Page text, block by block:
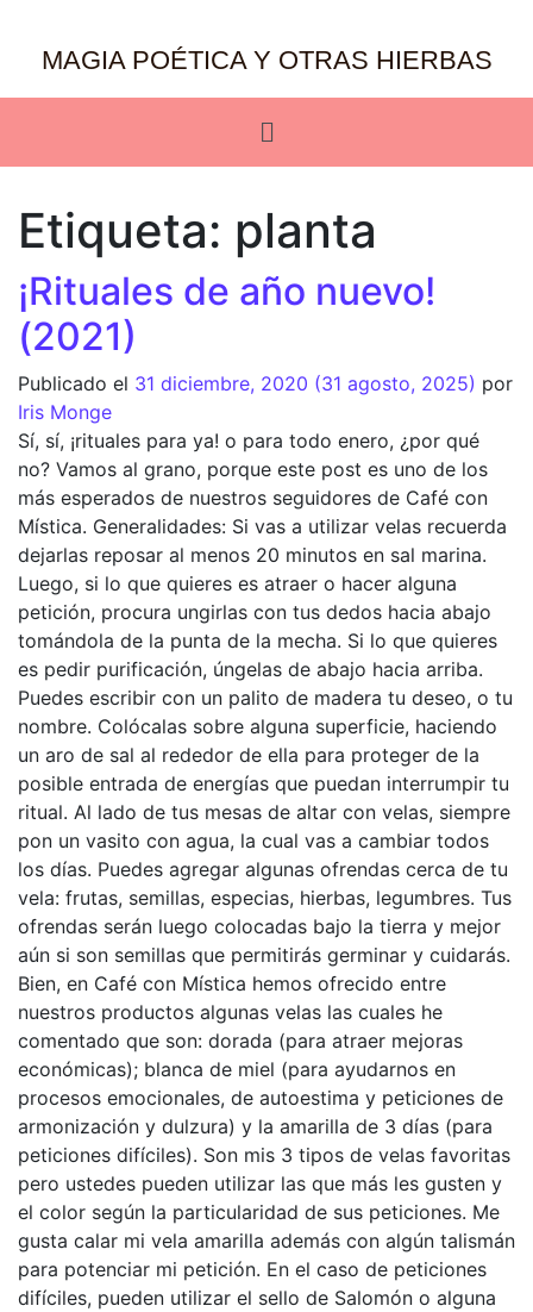
MAGIA POÉTICA Y OTRAS HIERBAS
Etiqueta: planta
¡Rituales de año nuevo!
(2021)
Publicado el 31 diciembre, 2020 (31 agosto, 2025) por
Iris Monge
Sí, sí, ¡rituales para ya! o para todo enero, ¿por qué
no? Vamos al grano, porque este post es uno de los
más esperados de nuestros seguidores de Café con
Mística. Generalidades: Si vas a utilizar velas recuerda
dejarlas reposar al menos 20 minutos en sal marina.
Luego, si lo que quieres es atraer o hacer alguna
petición, procura ungirlas con tus dedos hacia abajo
tomándola de la punta de la mecha. Si lo que quieres
es pedir purificación, úngelas de abajo hacia arriba.
Puedes escribir con un palito de madera tu deseo, o tu
nombre. Colócalas sobre alguna superficie, haciendo
un aro de sal al rededor de ella para proteger de la
posible entrada de energías que puedan interrumpir tu
ritual. Al lado de tus mesas de altar con velas, siempre
pon un vasito con agua, la cual vas a cambiar todos
los días. Puedes agregar algunas ofrendas cerca de tu
vela: frutas, semillas, especias, hierbas, legumbres. Tus
ofrendas serán luego colocadas bajo la tierra y mejor
aún si son semillas que permitirás germinar y cuidarás.
Bien, en Café con Mística hemos ofrecido entre
nuestros productos algunas velas las cuales he
comentado que son: dorada (para atraer mejoras
económicas); blanca de miel (para ayudarnos en
procesos emocionales, de autoestima y peticiones de
armonización y dulzura) y la amarilla de 3 días (para
peticiones difíciles). Son mis 3 tipos de velas favoritas
pero ustedes pueden utilizar las que más les gusten y
el color según la particularidad de sus peticiones. Me
gusta calar mi vela amarilla además con algún talismán
para potenciar mi petición. En el caso de peticiones
difíciles, pueden utilizar el sello de Salomón o alguna